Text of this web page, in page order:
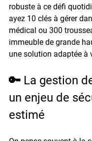
robuste à ce défi
ayez 10 clés à gérer
médical ou 300
immeuble de grande
une solution adaptée à
🔑 La gestion
un enjeu de
estimé